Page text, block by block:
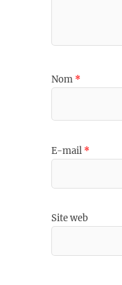
Nom *
E-mail *
Site web